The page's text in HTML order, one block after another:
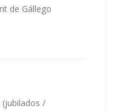
de Gállego
(jubilados /